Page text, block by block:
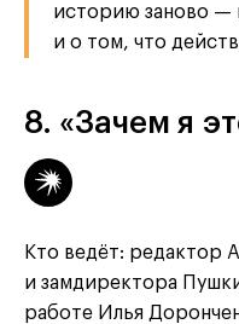
историю заново —
и о том, что
8. «Зачем я
Кто ведёт: редактор
и замдиректора
работе Илья